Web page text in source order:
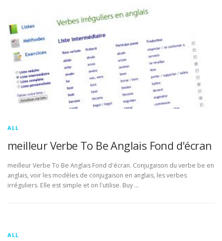
ALL
meilleur Verbe To Be Anglais Fond d'écran
meilleur Verbe To Be Anglais Fond d'écran. Conjugaison du verbe be en
anglais, voir les modèles de conjugaison en anglais, les verbes
irréguliers. Elle est simple et on l'utilise. Buy …
ALL